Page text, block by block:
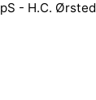
- H.C.